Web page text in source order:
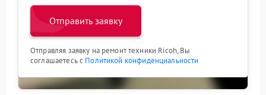
Отправить заявку
Отправляя заявку на ремонт техники Ricoh, Вы
соглашаетесь с Политикой конфиденциальности